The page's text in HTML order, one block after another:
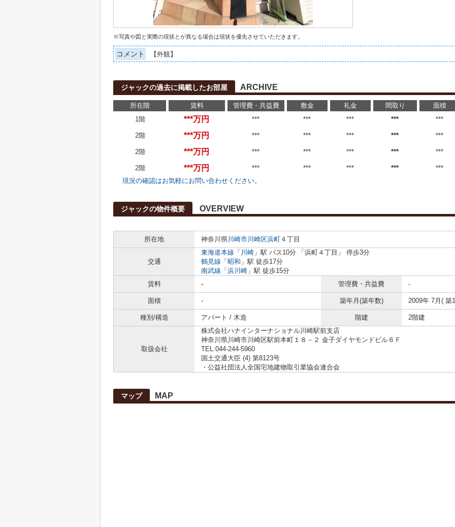
※写真や図と実際の現状とが異なる場合は現状を優先させていただきます。
コメント 【外観】
ジャックの過去に掲載したお部屋 ARCHIVE
所在階 賃料 管理費・共益費 敷金 礼金 間取り
面積
1階
***万円 *** *** *** *** ***
2階 ***万円 *** *** *** *** ***
2階 ***万円 *** *** *** *** ***
2階 ***万円 *** *** *** ***
***
現況の確認はお気軽にお問い合わせください。
ジャックの物件概要 OVERVIEW
所在地 神奈川県川崎市川崎区浜町 ４丁目
交通
東海道本線 「 川崎 」駅 バス10分 「浜町４丁目」 停歩3分
鶴見線 「 昭和 」駅 徒歩17分
南武線 「 浜川崎 」駅 徒歩15分
賃料
- 管理費・共益費 -
面積 - 築年月(築年数) 2009年 7月( 築
種別/構造 アパート / 木造 階建 2階建
取扱会社
株式会社ハナインターナショナル川崎駅前支店
神奈川県川崎市川崎区駅前本町１８－２ 金子ダイヤモンドビル６Ｆ
TEL:044-244-5960
国土交通大臣 (4) 第8123号
・公益社団法人全国宅地建物取引業協会連合会
マップ MAP